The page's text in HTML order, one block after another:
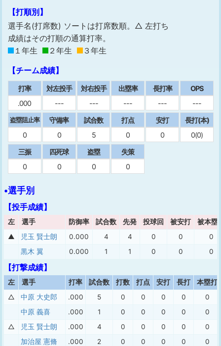
【打順別】
選手名(打席数) ソートは打席数順。△ 左打ち
成績はその打順の通算打率。
１年生
２年生
３年生
【チーム成績】
打率
.000
対左投手
---
対右投手
---
出塁率
---
⻑打率
---
OPS
---
盗塁阻止率
0
守備率
0
試合数
5
打点
0
安打
0
⻑打(本)
0(0)
三振
0
四死球
0
盗塁
0
失策
0
•選手別
【投手成績】
左 選手 防御率 試合数 先発 投球回 被安打
被本塁
▲
児玉 賢士朗 0.000 4 4 0 0
0
黒木 翼
0.000 1 1 0 0 0
【打撃成績】
左 選手 打率 試合数 打数 打点 安打 長打
本塁打
△
中原 大史郎 .000 5 0 0 0 0
0
中原 義喜
.000 1 0 0 0 0
0
△
児玉 賢士朗 .000 4 0 0 0 0
0
加治屋 憲脩
.000 2 0 0 0 0
0